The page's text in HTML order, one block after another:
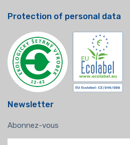
Protection of personal data
Newsletter
Abonnez-vous